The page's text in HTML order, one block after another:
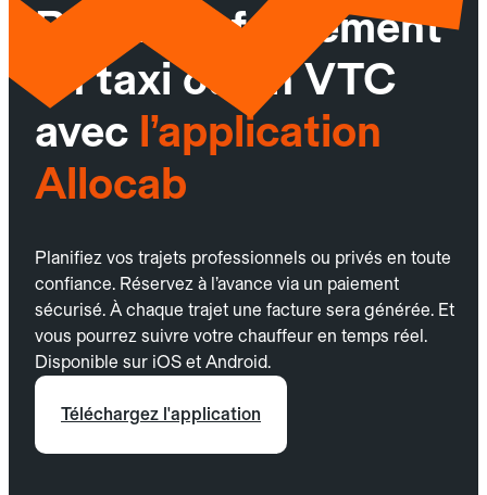
Réservez facilement
un taxi ou un VTC
avec l’application
Allocab
Planifiez vos trajets professionnels ou privés en toute
confiance. Réservez à l’avance via un paiement
sécurisé. À chaque trajet une facture sera générée. Et
vous pourrez suivre votre chauffeur en temps réel.
Disponible sur iOS et Android.
Téléchargez l'application